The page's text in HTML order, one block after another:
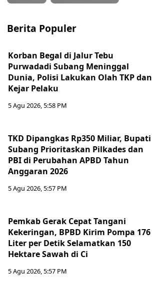
Berita Populer
Korban Begal di Jalur Tebu
Purwadadi Subang Meninggal
Dunia, Polisi Lakukan Olah TKP dan
Kejar Pelaku
5 Agu 2026, 5:58 PM
TKD Dipangkas Rp350 Miliar, Bupati
Subang Prioritaskan Pilkades dan
PBI di Perubahan APBD Tahun
Anggaran 2026
5 Agu 2026, 5:57 PM
Pemkab Gerak Cepat Tangani
Kekeringan, BPBD Kirim Pompa 176
Liter per Detik Selamatkan 150
Hektare Sawah di Ci
5 Agu 2026, 5:57 PM